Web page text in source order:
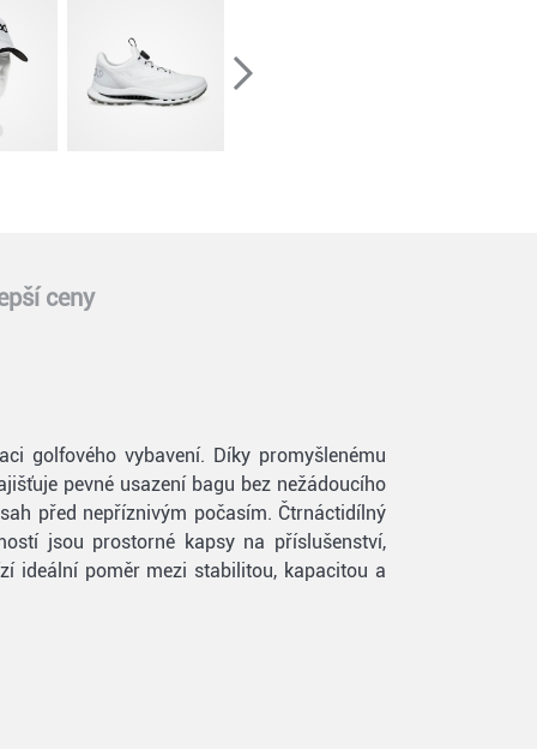
ceny
golfového vybavení. Díky promyšlenému
pevné usazení bagu bez nežádoucího
před nepříznivým počasím. Čtrnáctidílný
jsou prostorné kapsy na příslušenství,
ideální poměr mezi stabilitou, kapacitou a